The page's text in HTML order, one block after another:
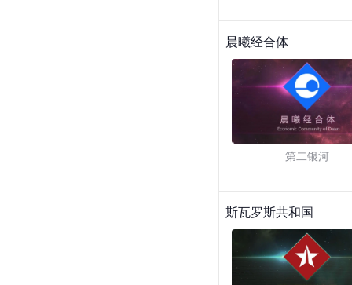
晨曦经合体
第二银河
斯瓦罗斯共和国